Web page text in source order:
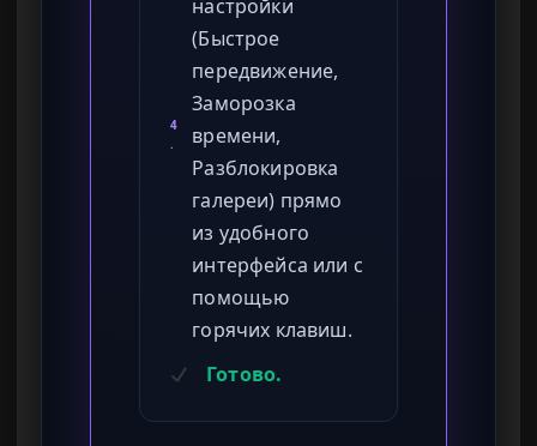
4
.
настройки
(Быстрое
передвижение,
Заморозка
времени,
Разблокировка
галереи) прямо
из удобного
интерфейса или с
помощью
горячих клавиш.
Готово.